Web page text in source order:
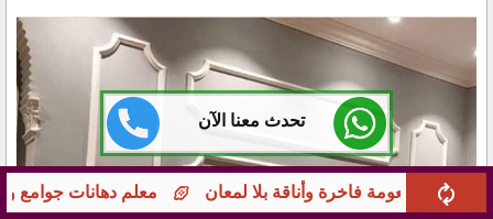
تحدث معنا الآن
معلم دهانات جوامع ومؤسسات بجدة – تشطيبات راقية 0551113205 بخبرة طويلة